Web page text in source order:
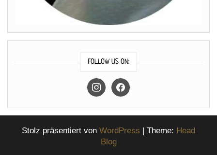
FOLLOW US ON:
instagramfacebook
Stolz präsentiert von WordPress | Theme: Head
Blog